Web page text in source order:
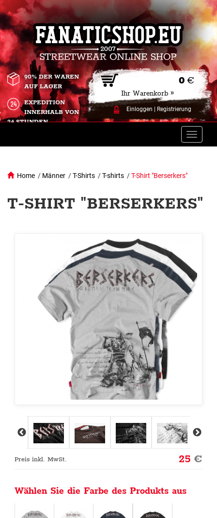
0 €
Ihr Warenkorb »
Einloggen Registrierung
90% DER WAREN
AUF LAGER
EXPEDITION
INNERHALB VON
24 STUNDEN.
Toggle
Home / Männer /T-Shirts /T-shirts /T-Shirt "Berserkers"
T-SHIRT "BERSERKERS"
Preis inkl. MwSt. 25€
Wählen Sie die Farbe des Produkts aus